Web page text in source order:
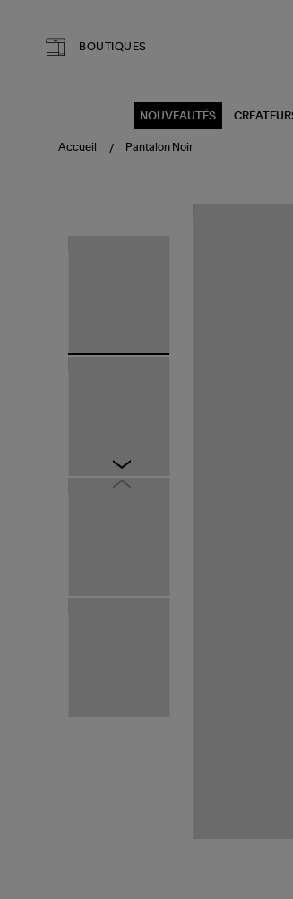
BOUTIQUES
NOUVEAUTÉS
Accueil Pantalon Noir